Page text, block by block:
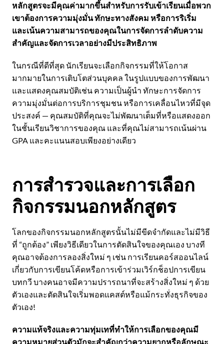
หลักสูตรจะมีคุณค่ามากขึ้นสำหรับการรับเข้าเรียนเมื่อพวก
เขาต้องการความมุ่งมั่น ทักษะทางสังคม หรือการริเริ่ม
และเน้นความสามารถของคุณในการจัดการลำดับความ
สำคัญและจัดการเวลาอย่างมีประสิทธิภาพ
ในกรณีที่ดีที่สุด นักเรียนจะเลือกกิจกรรมที่ให้โอกาส
มากมายในการเติบโตส่วนบุคคล ในรูปแบบของการพัฒนา
และแสดงคุณสมบัติเช่น ความเป็นผู้นำ ทักษะการจัดการ
ความมุ่งมั่นต่อการบริการชุมชน หรือการเคลื่อนไหวที่มีจุด
ประสงค์ — คุณสมบัติที่คุณจะไม่พัฒนาเต็มที่หรือแสดงออก
ในชั้นเรียนวิชาการของคุณ และที่คุณไม่สามารถเน้นผ่าน
GPA และคะแนนสอบเพียงอย่างเดียว
การสำรวจและการเลือก
กิจกรรมนอกหลักสูตร
โลกของกิจกรรมนอกหลักสูตรนั้นไม่มีขีดจำกัดและไม่มีวิธี
ที่ “ถูกต้อง” เพียงวิธีเดียวในการตัดสินใจของคุณเอง บางที
คุณอาจต้องการลองสิ่งใหม่ ๆ เช่น การเรียนคอร์สออนไลน์
เกี่ยวกับการเขียนโค้ดหรือการเข้าร่วมเวิร์กช็อปการเขียน
บทกวี บางคนอาจมีความปรารถนาที่จะสร้างสิ่งใหม่ ๆ ด้วย
ตัวเองและตัดสินใจเริ่มพอดแคสต์หรือแม้กระทั่งธุรกิจของ
ตัวเอง!
ความแท้จริงและความทุ่มเทที่ทำให้การเลือกของคุณมี
ความหมายส่วนตัวมักจะสำคัญกว่าความยากหรือลักษณะ